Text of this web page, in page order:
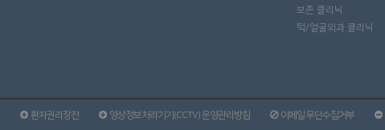
보존 클리닉
턱/얼굴외과 클리닉
환자권리장전 영상정보처리기기(CCTV) 운영관리방침 이메일 무단수집거부